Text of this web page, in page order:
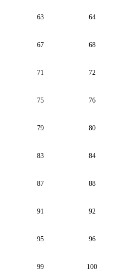
63 64
67 68
71 72
75 76
79 80
83 84
87 88
91 92
95 96
99 100